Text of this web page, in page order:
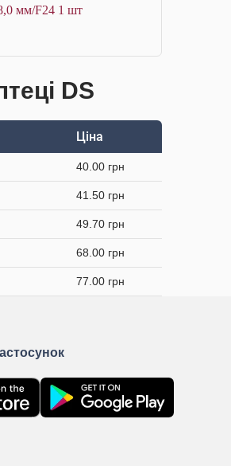
мм/F24 1 шт
DS
Ціна
40.00 грн
41.50 грн
49.70 грн
68.00 грн
77.00 грн